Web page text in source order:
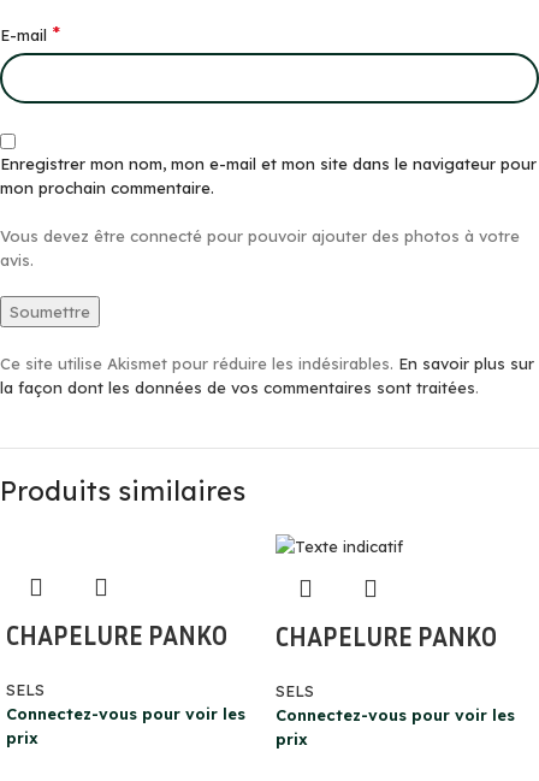
E-mail *
Enregistrer mon nom, mon e-mail et mon site dans le navigateur pour
mon prochain commentaire.
Vous devez être connecté pour pouvoir ajouter des photos à votre
avis.
Ce site utilise Akismet pour réduire les indésirables. En savoir plus sur
la façon dont les données de vos commentaires sont traitées.
Produits similaires
CHAPELURE PANKO
SELS
Connectez-vous pour voir les
prix
CHAPELURE PANKO
SELS
Connectez-vous pour voir les
prix